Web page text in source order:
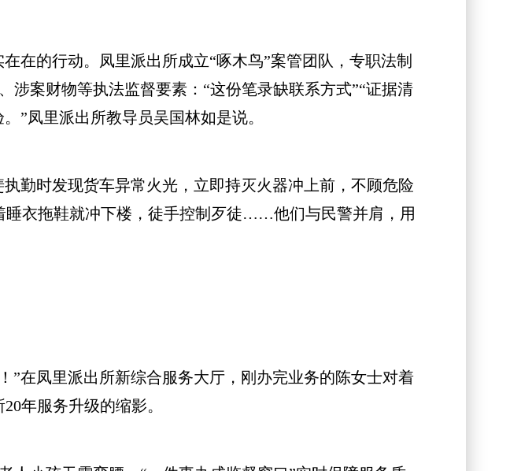
的行动。凤里派出所成立“啄木鸟”案管团队，专职法制
涉案财物等执法监督要素：“这份笔录缺联系方式”“证据清
”凤里派出所教导员吴国林如是说。
时发现货车异常火光，立即持灭火器冲上前，不顾危险
睡衣拖鞋就冲下楼，徒手控制歹徒……他们与民警并肩，用
凤里派出所新综合服务大厅，刚办完业务的陈女士对着
年服务升级的缩影。